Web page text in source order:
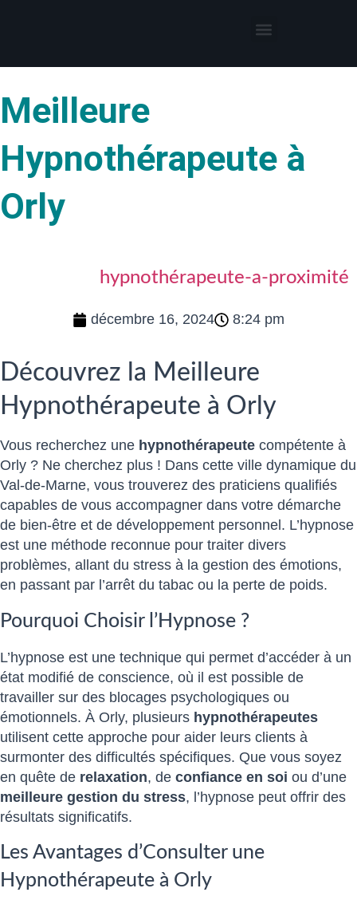
Meilleure
Hypnothérapeute à
Orly
hypnothérapeute-a-proximité
décembre 16, 2024 8:24 pm
Découvrez la Meilleure
Hypnothérapeute à Orly
Vous recherchez une hypnothérapeute compétente à
Orly ? Ne cherchez plus ! Dans cette ville dynamique du
Val-de-Marne, vous trouverez des praticiens qualifiés
capables de vous accompagner dans votre démarche
de bien-être et de développement personnel. L’hypnose
est une méthode reconnue pour traiter divers
problèmes, allant du stress à la gestion des émotions,
en passant par l’arrêt du tabac ou la perte de poids.
Pourquoi Choisir l’Hypnose ?
L’hypnose est une technique qui permet d’accéder à un
état modifié de conscience, où il est possible de
travailler sur des blocages psychologiques ou
émotionnels. À Orly, plusieurs hypnothérapeutes
utilisent cette approche pour aider leurs clients à
surmonter des difficultés spécifiques. Que vous soyez
en quête de relaxation, de confiance en soi ou d’une
meilleure gestion du stress, l’hypnose peut offrir des
résultats significatifs.
Les Avantages d’Consulter une
Hypnothérapeute à Orly